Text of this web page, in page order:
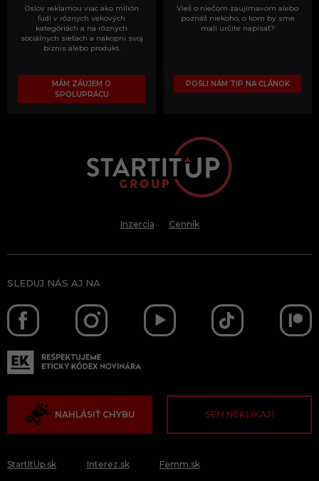
Oslov reklamou viac ako milión
ľudí v rôznych vekových
kategóriách a na rôznych
sociálnych sieťach a nakopni svoj
biznis alebo produkt.
MÁM ZÁUJEM O
SPOLUPRÁCU
Vieš o niečom zaujímavom alebo
poznáš niekoho, o kom by sme
mali určite napísať?
POŠLI NÁM TIP NA ČLÁNOK
Inzercia Cenník
SLEDUJ NÁS AJ NA
NAHLÁSIŤ CHYBU SEM NEKLIKAJ!
StartItUp.sk Interez.sk Femm.sk